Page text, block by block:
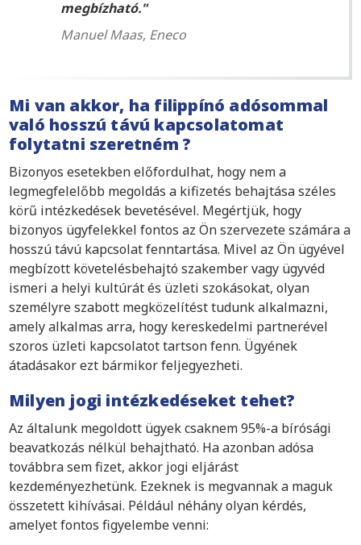
megbízható.
Manuel Maas, Eneco
Mi van akkor, ha filippínó adósommal
való hosszú távú kapcsolatomat
folytatni szeretném ?
Bizonyos esetekben előfordulhat, hogy nem a
legmegfelelőbb megoldás a kifizetés behajtása széles
körű intézkedések bevetésével. Megértjük, hogy
bizonyos ügyfelekkel fontos az Ön szervezete számára a
hosszú távú kapcsolat fenntartása. Mivel az Ön ügyével
megbízott követelésbehajtó szakember vagy ügyvéd
ismeri a helyi kultúrát és üzleti szokásokat, olyan
személyre szabott megközelítést tudunk alkalmazni,
amely alkalmas arra, hogy kereskedelmi partnerével
szoros üzleti kapcsolatot tartson fenn. Ügyének
átadásakor ezt bármikor feljegyezheti.
Milyen jogi intézkedéseket tehet?
Az általunk megoldott ügyek csaknem 95%-a bírósági
beavatkozás nélkül behajtható. Ha azonban adósa
továbbra sem fizet, akkor jogi eljárást
kezdeményezhetünk. Ezeknek is megvannak a maguk
összetett kihívásai. Például néhány olyan kérdés,
amelyet fontos figyelembe venni: